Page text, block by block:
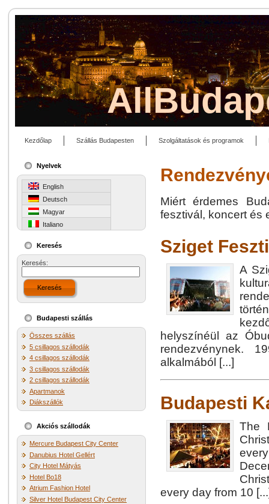
Kezdőlap Szállás Budapesten Szolgáltatások és programok
Nyelvek
English
Deutsch
Magyar
Italiano
Keresés
Keresés:
Keresés
Budapesti szállás
Összes szállás
5 csillagos szállodák
4 csillagos szállodák
3 csillagos szállodák
2 csillagos szállodák
Apartmanok
Diákszállók
Akciós szállodák
Mercure Budapest City Center
Danubius Hotel Gellért
City Hotel Mátyás
Hotel Bo18
Atrium Fashion Hotel
Silver Hotel Budapest City Center
Miért érdemes
fesztivál, koncert és
Sziget
A
helyszínéül az
rendezvénynek.
alkalmából [...]
Budapesti
The
every day from 10